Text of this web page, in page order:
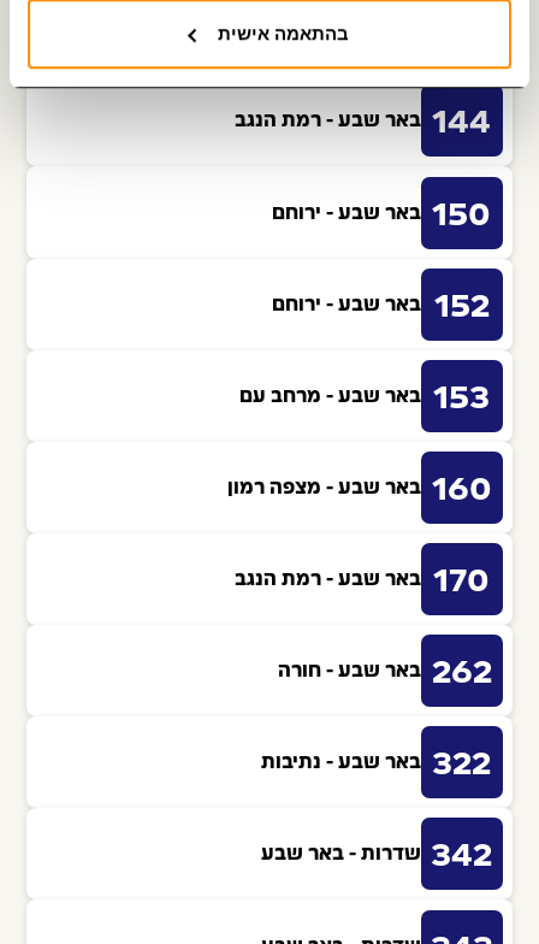
בהתאמה אישית
באר שבע - רמת הנגב
144 באר שבע - רמת הנגב
150 באר שבע - ירוחם
152 באר שבע - ירוחם
153 באר שבע - מרחב עם
160 באר שבע - מצפה רמון
170 באר שבע - רמת הנגב
262 באר שבע - חורה
322 באר שבע - נתיבות
342 שדרות - באר שבע